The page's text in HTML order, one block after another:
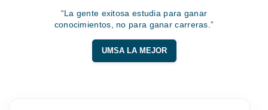
“La gente exitosa estudia para ganar
conocimientos, no para ganar carreras.”
UMSA LA MEJOR